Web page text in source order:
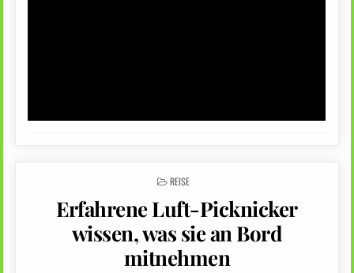
POSTED
REISE
Erfahrene Luft-Picknicker
wissen, was sie an Bord
mitnehmen